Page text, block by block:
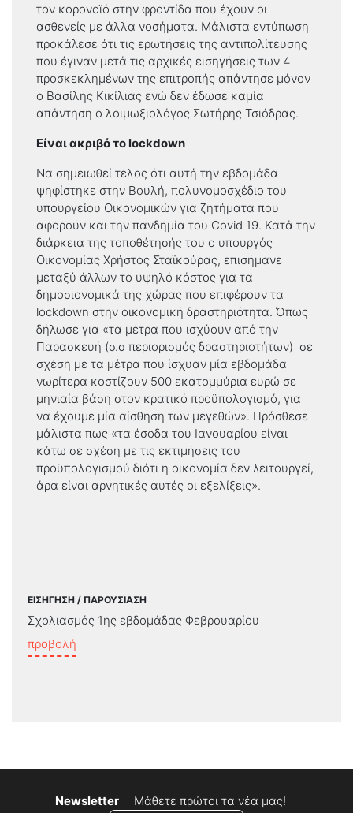
τον κορονοϊό στην φροντίδα που έχουν οι
ασθενείς με άλλα νοσήματα. Μάλιστα εντύπωση
προκάλεσε ότι τις ερωτήσεις της αντιπολίτευσης
που έγιναν μετά τις αρχικές εισηγήσεις των 4
προσκεκλημένων της επιτροπής απάντησε μόνον
ο Βασίλης Κικίλιας ενώ δεν έδωσε καμία
απάντηση ο λοιμωξιολόγος Σωτήρης Τσιόδρας.
Είναι ακριβό τo lockdown
Να σημειωθεί τέλος ότι αυτή την εβδομάδα
ψηφίστηκε στην Βουλή, πολυνομοσχέδιο του
υπουργείου Οικονομικών για ζητήματα που
αφορούν και την πανδημία του Covid 19. Κατά την
διάρκεια της τοποθέτησής του ο υπουργός
Οικονομίας Χρήστος Σταϊκούρας, επισήμανε
μεταξύ άλλων το υψηλό κόστος για τα
δημοσιονομικά της χώρας που επιφέρουν τα
lockdown στην οικονομική δραστηριότητα. Όπως
δήλωσε για «τα μέτρα που ισχύουν από την
Παρασκευή (σ.σ περιορισμός δραστηριοτήτων) σε
σχέση με τα μέτρα που ίσχυαν μία εβδομάδα
νωρίτερα κοστίζουν 500 εκατομμύρια ευρώ σε
μηνιαία βάση στον κρατικό προϋπολογισμό, για
να έχουμε μία αίσθηση των μεγεθών». Πρόσθεσε
μάλιστα πως «τα έσοδα του Ιανουαρίου είναι
κάτω σε σχέση με τις εκτιμήσεις του
προϋπολογισμού διότι η οικονομία δεν λειτουργεί,
άρα είναι αρνητικές αυτές οι εξελίξεις».
ΕΙΣΗΓΗΣΗ / ΠΑΡΟΥΣΙΑΣΗ
Σχολιασμός 1ης εβδομάδας Φεβρουαρίου
προβολή
Newsletter
Μάθετε πρώτοι τα νέα μας!